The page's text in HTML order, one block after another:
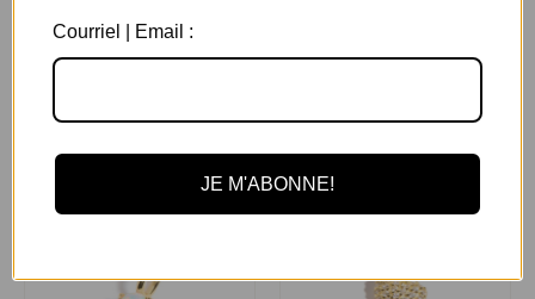
Pendentif Bruno
Courriel | Email :
JE M'ABONNE!